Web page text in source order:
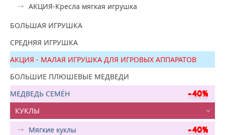
АКЦИЯ-Кресла мягкая игрушка
БОЛЬШАЯ ИГРУШКА
СРЕДНЯЯ ИГРУШКА
АКЦИЯ - МАЛАЯ ИГРУШКА ДЛЯ ИГРОВЫХ АППАРАТОВ
БОЛЬШИЕ ПЛЮШЕВЫЕ МЕДВЕДИ
МЕДВЕДЬ СЕМЁН
КУКЛЫ
Мягкие куклы